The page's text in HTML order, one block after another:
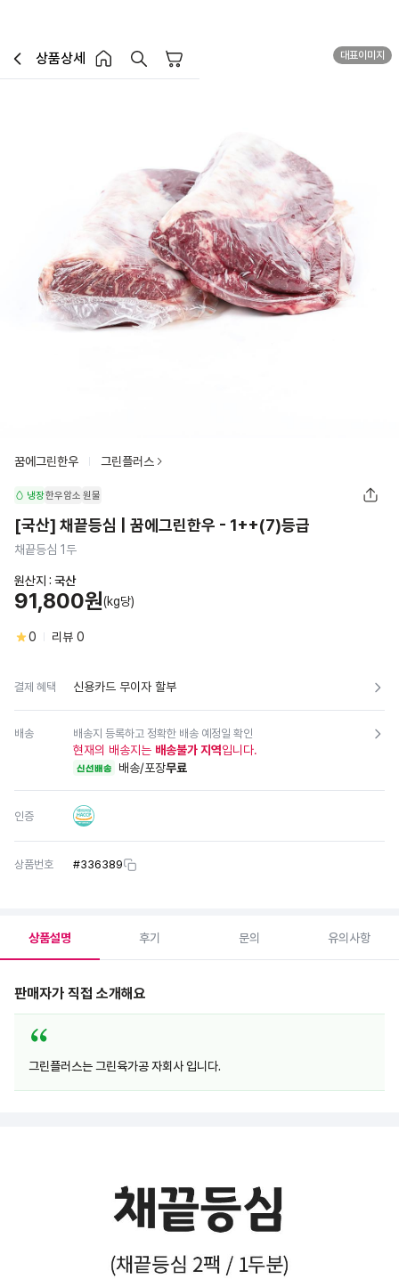
이전페이지로 이동
상품상세
홈 버튼홈 장바구니
대표이미지
꿈에그린한우 그린플러스
냉장한우암소 원물
[국산] 채끝등심 | 꿈에그린한우 - 1++(7)등급
채끝등심 1두
원산지 : 국산
91,800원(kg당)
0 리뷰 0
결제 혜택 신용카드 무이자 할부
배송 배송지 등록하고 정확한 배송 예정일 확인
현재의 배송지는 배송불가 지역입니다.
신선배송 배송/포장무료
인증
상품번호 #336389
상품설명 후기 문의 유의사항
판매자가 직접 소개해요
그린플러스는 그린육가공 자회사 입니다.